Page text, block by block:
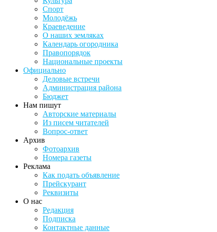
Спорт
Молодёжь
Краеведение
О наших земляках
Календарь огородника
Правопорядок
Национальные проекты
Официально
Деловые встречи
Администрация района
Бюджет
Нам пишут
Авторские материалы
Из писем читателей
Вопрос-ответ
Архив
Фотоархив
Номера газеты
Реклама
Как подать объявление
Прейскурант
Реквизиты
О нас
Редакция
Подписка
Контактные данные